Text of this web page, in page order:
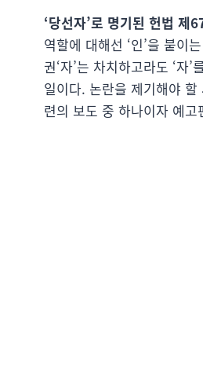
‘당선자’로 명기된 헌법 제
역할에 대해선 ‘인’을 붙이
권‘자’는 차치하고라도 ‘자
일이다. 논란을 제기해야
련의 보도 중 하나이자 예고